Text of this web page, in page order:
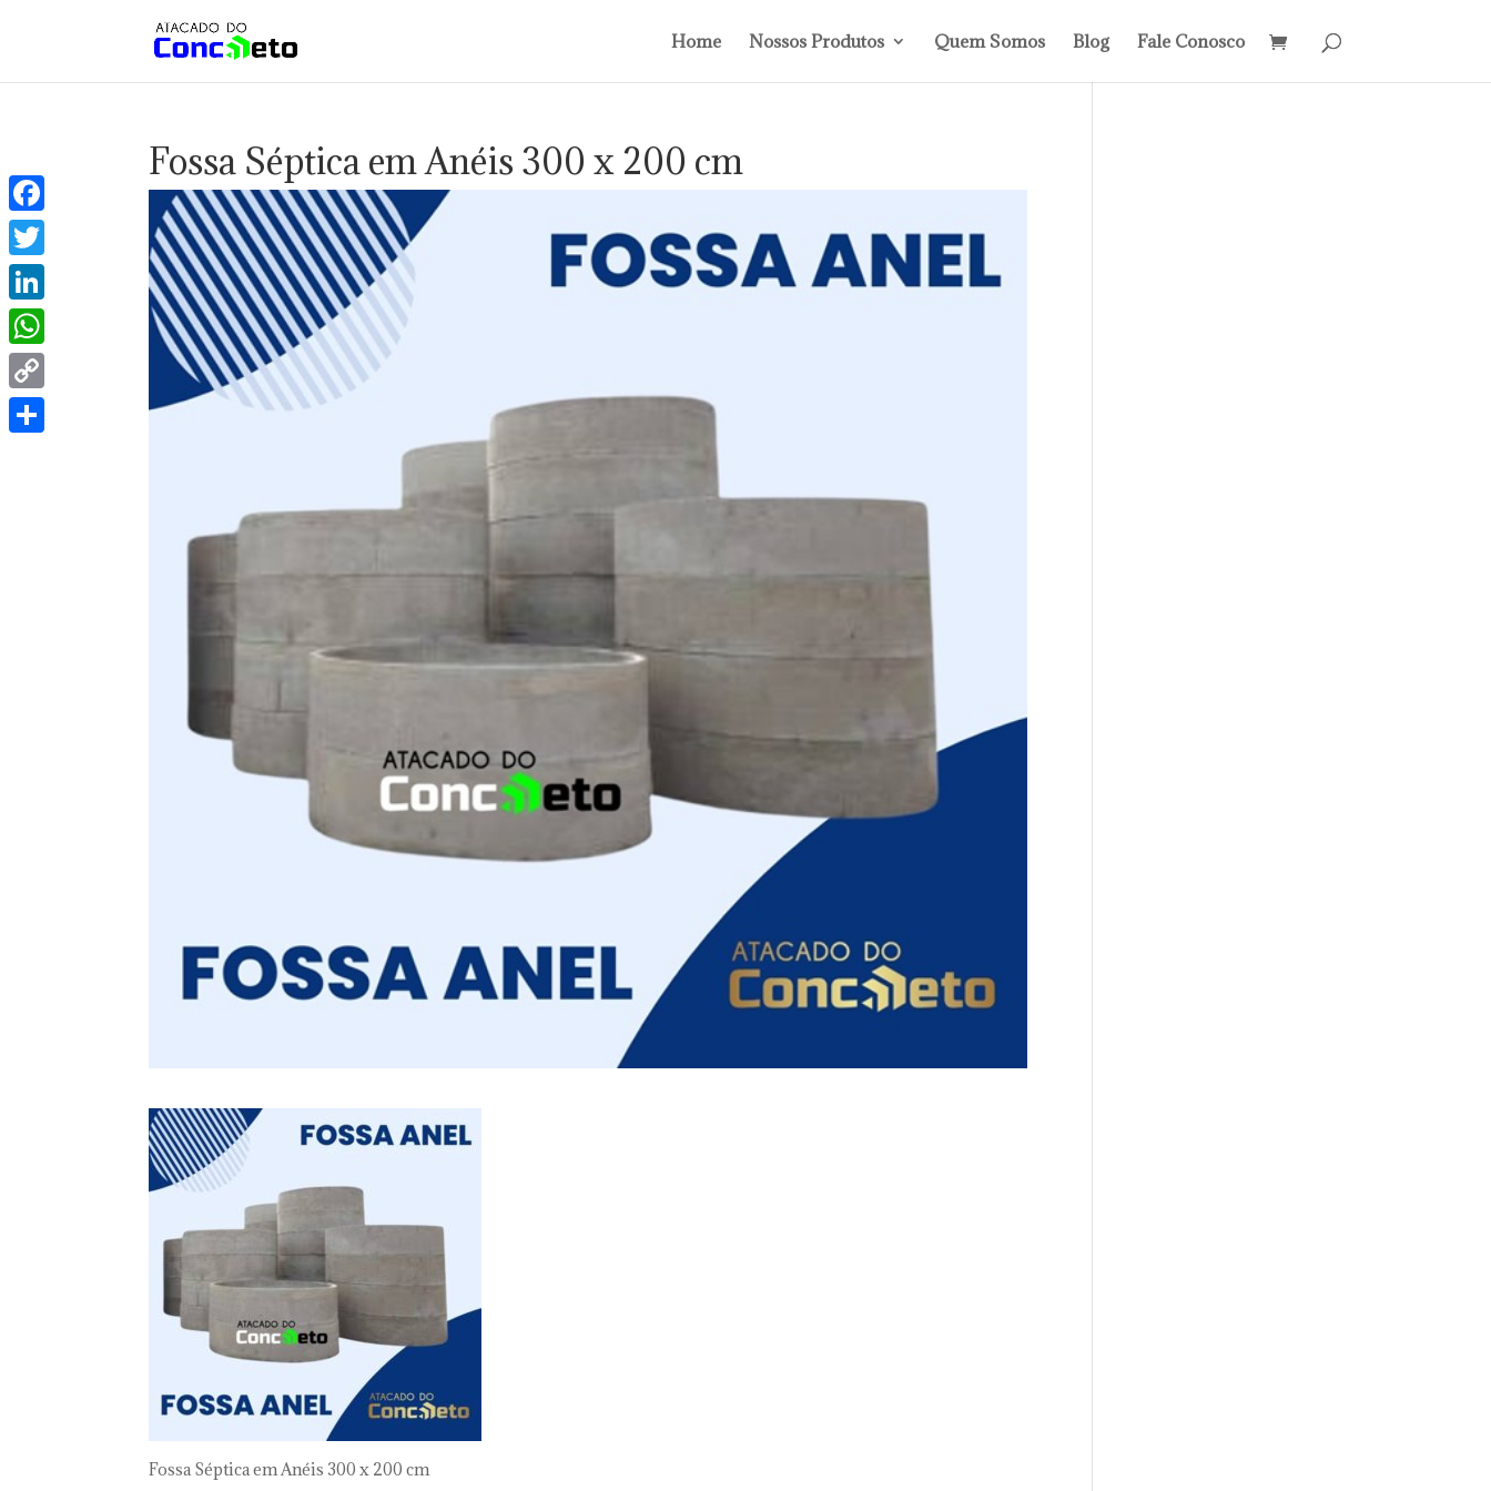
Home Nossos Produtos Quem Somos Blog Fale Conosco
Fossa Séptica em Anéis 300 x 200 cm
Fossa Séptica em Anéis 300 x 200 cm
Facebook
Twitter
LinkedIn
WhatsApp
Copy